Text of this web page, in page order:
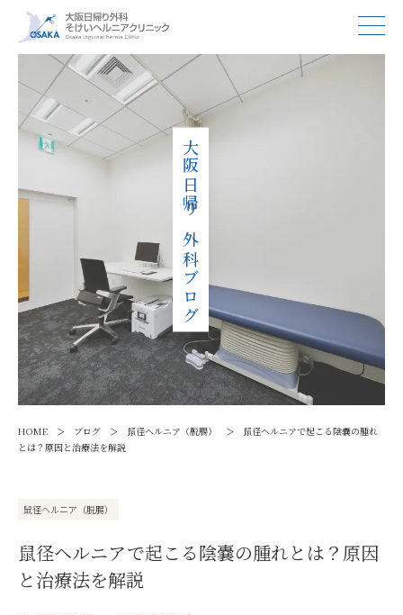
大阪日帰り外科ブログ
HOME > ブログ > 鼠径ヘルニア（脱腸） >
鼠径ヘルニアで起こる陰嚢の腫れ
とは？原因と治療法を解説
鼠径ヘルニア（脱腸）
鼠径ヘルニアで起こる陰嚢の腫れとは？原因
と治療法を解説